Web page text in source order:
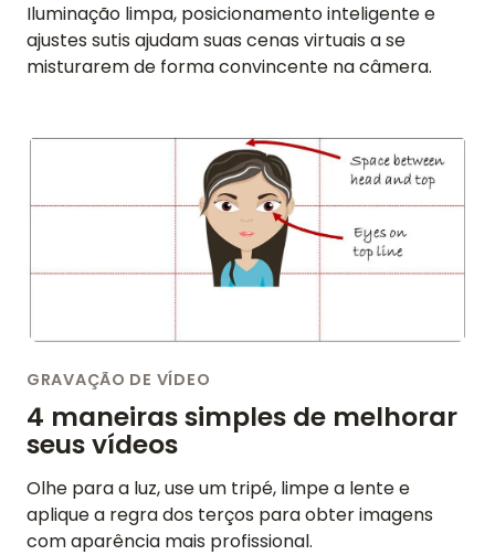
Iluminação limpa, posicionamento inteligente e
ajustes sutis ajudam suas cenas virtuais a se
misturarem de forma convincente na câmera.
GRAVAÇÃO DE VÍDEO
4 maneiras simples de melhorar
seus vídeos
Olhe para a luz, use um tripé, limpe a lente e
aplique a regra dos terços para obter imagens
com aparência mais profissional.